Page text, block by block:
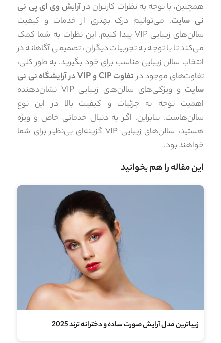
همچنین، با توجه به نظرات کاربران درآرایش وی ای پی نی
نی سایت، می‌توانیم درک بهتری از خدمات و کیفیت
سالن‌های زیبایی VIP پیدا کنیم. این نظرات به شما کمک
می‌کند تا با توجه به تجربیات دیگران، تصمیمی آگاهانه در
انتخاب سالن زیبایی مناسب برای خود بگیرید. به طور کلی،
تفاوت‌های موجود در
تفاوت CIP و VIP در آرایشگاه نی نی
سایت
و ویژگی‌های سالن‌های زیبایی VIP نشان‌دهنده
اهمیت توجه به جزئیات و کیفیت بالا در این نوع
سالن‌هاست. بنابراین، اگر به دنبال خدماتی خاص و ویژه
هستید، سالن‌های زیبایی VIP گزینه‌ای بی‌نظیر برای شما
خواهند بود.
این مقاله را هم بخوانید
زیباترین مدل آرایش صورت ساده و دخترانه ترند 2025